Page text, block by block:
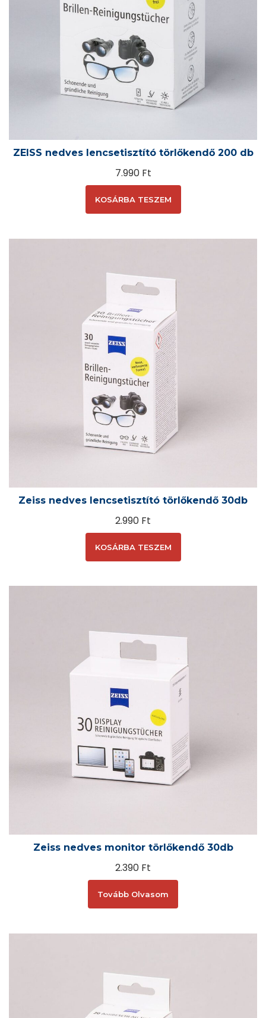
ZEISS nedves lencsetisztító törlőkendő 200 db
7.990 Ft
KOSÁRBA TESZEM
Zeiss nedves lencsetisztító törlőkendő 30db
2.990 Ft
KOSÁRBA TESZEM
Zeiss nedves monitor törlőkendő 30db
2.390 Ft
Tovább Olvasom